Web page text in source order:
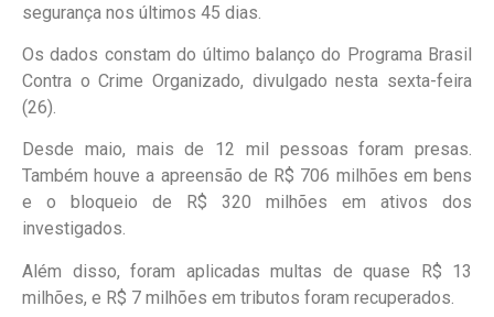
segurança nos últimos 45 dias.
Os dados constam do último balanço do Programa Brasil
Contra o Crime Organizado, divulgado nesta sexta-feira
(26).
Desde maio, mais de 12 mil pessoas foram presas.
Também houve a apreensão de R$ 706 milhões em bens
e o bloqueio de R$ 320 milhões em ativos dos
investigados.
Além disso, foram aplicadas multas de quase R$ 13
milhões, e R$ 7 milhões em tributos foram recuperados.